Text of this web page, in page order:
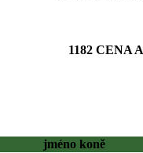
1182 CENA
jméno koně